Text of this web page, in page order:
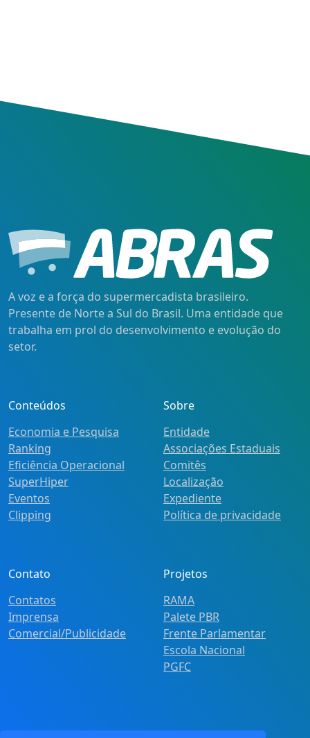
A voz e a força do supermercadista brasileiro.
Presente de Norte a Sul do Brasil. Uma entidade que
trabalha em prol do desenvolvimento e evolução do
setor.
Conteúdos
Economia e Pesquisa
Ranking
Eficiência Operacional
SuperHiper
Eventos
Clipping
Sobre
Entidade
Associações Estaduais
Comitês
Localização
Expediente
Política de privacidade
Contato
Contatos
Imprensa
Comercial/Publicidade
Projetos
RAMA
Palete PBR
Frente Parlamentar
Escola Nacional
PGFC